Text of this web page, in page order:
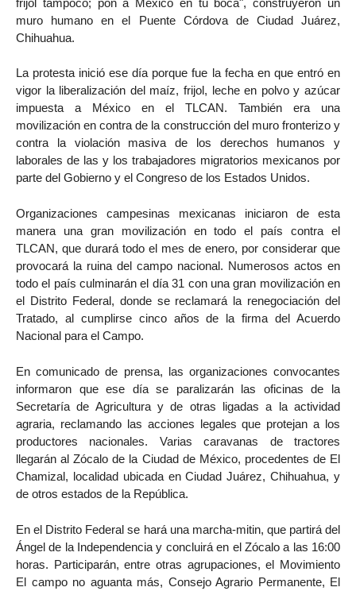
muro humano en el Puente Córdova de Ciudad Juárez,
Chihuahua.
La protesta inició ese día porque fue la fecha en que entró en
vigor la liberalización del maíz, frijol, leche en polvo y azúcar
impuesta a México en el TLCAN. También era una
movilización en contra de la construcción del muro fronterizo y
contra la violación masiva de los derechos humanos y
laborales de las y los trabajadores migratorios mexicanos por
parte del Gobierno y el Congreso de los Estados Unidos.
Organizaciones campesinas mexicanas iniciaron de esta
manera una gran movilización en todo el país contra el
TLCAN, que durará todo el mes de enero, por considerar que
provocará la ruina del campo nacional. Numerosos actos en
todo el país culminarán el día 31 con una gran movilización en
el Distrito Federal, donde se reclamará la renegociación del
Tratado, al cumplirse cinco años de la firma del Acuerdo
Nacional para el Campo.
En comunicado de prensa, las organizaciones convocantes
informaron que ese día se paralizarán las oficinas de la
Secretaría de Agricultura y de otras ligadas a la actividad
agraria, reclamando las acciones legales que protejan a los
productores nacionales. Varias caravanas de tractores
llegarán al Zócalo de la Ciudad de México, procedentes de El
Chamizal, localidad ubicada en Ciudad Juárez, Chihuahua, y
de otros estados de la República.
En el Distrito Federal se hará una marcha-mitin, que partirá del
Ángel de la Independencia y concluirá en el Zócalo a las 16:00
horas. Participarán, entre otras agrupaciones, el Movimiento
El campo no aguanta más, Consejo Agrario Permanente, El